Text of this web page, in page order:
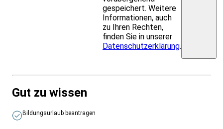
gespeichert. Weitere
Informationen, auch
zu Ihren Rechten,
finden Sie in unserer
Datenschutzerklärung.
Gut zu wissen
Bildungsurlaub beantragen